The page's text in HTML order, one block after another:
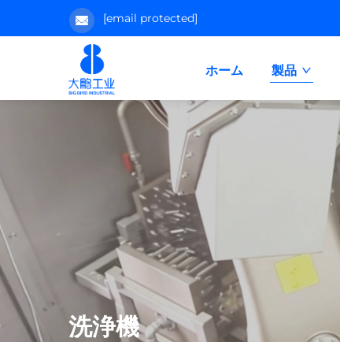
[email protected]
ホーム 製品
洗浄機